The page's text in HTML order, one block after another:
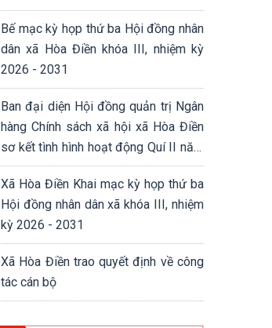
Bế mạc kỳ họp thứ ba Hội đồng nhân
dân xã Hòa Điền khóa III, nhiệm kỳ
2026 - 2031
Ban đại diện Hội đồng quản trị Ngân
hàng Chính sách xã hội xã Hòa Điền
sơ kết tình hình hoạt động Quí II năm
2026
Xã Hòa Điền Khai mạc kỳ họp thứ ba
Hội đồng nhân dân xã khóa III, nhiệm
kỳ 2026 - 2031
Xã Hòa Điền trao quyết định về công
tác cán bộ